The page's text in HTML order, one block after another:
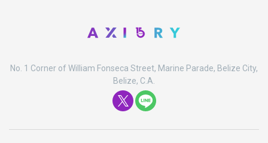
No. 1 Corner of William Fonseca Street, Marine Parade, Belize City,
Belize, C.A.